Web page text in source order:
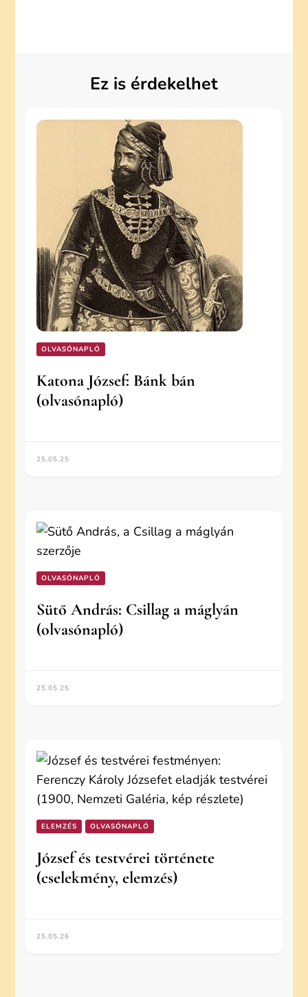
Ez is érdekelhet
OLVASÓNAPLÓ
Katona József: Bánk bán
(olvasónapló)
25.05.25
OLVASÓNAPLÓ
Sütő András: Csillag a máglyán
(olvasónapló)
25.05.25
ELEMZÉS OLVASÓNAPLÓ
József és testvérei története
(cselekmény, elemzés)
25.05.26